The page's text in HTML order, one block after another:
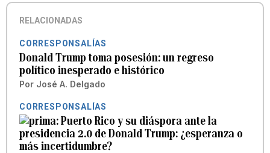
RELACIONADAS
CORRESPONSALÍAS
Donald Trump toma posesión: un regreso
político inesperado e histórico
Por José A. Delgado
CORRESPONSALÍAS
Puerto Rico y su diáspora ante la
presidencia 2.0 de Donald Trump: ¿esperanza o
más incertidumbre?